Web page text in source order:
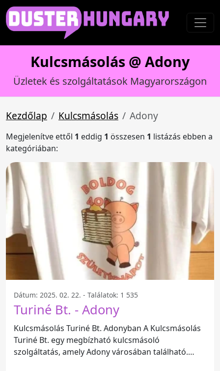
Kulcsmásolás @ Adony
Üzletek és szolgáltatások Magyarországon
Kezdőlap Kulcsmásolás Adony
Megjelenítve ettől 1 eddig 1 összesen 1 listázás ebben a
kategóriában:
Dátum: 2025. 02. 22. - Találatok: 1 535
Turiné Bt. - Adony
Kulcsmásolás Turiné Bt. Adonyban A Kulcsmásolás
Turiné Bt. egy megbízható kulcsmásoló
szolgáltatás, amely Adony városában található.